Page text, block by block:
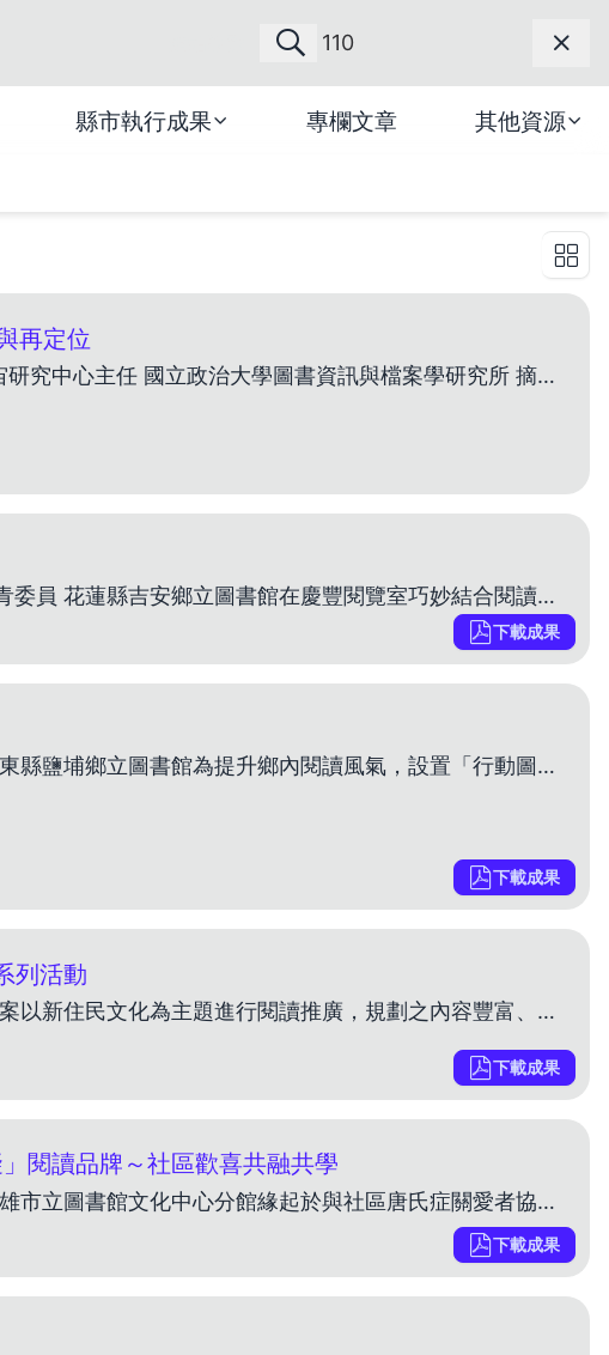
縣市執行成果 專欄文章 其他資源
再定位
作者 陳志銘 特聘教授兼所長、華人文化元宇宙研究中心主任 國立政治大學圖書資訊與檔案學研究所 摘要 本文探討當生成式人工智慧（Generative Artificial Intell
提案人: 楊惠美、江汶櫻 委員文案評論—王涵青委員 花蓮縣吉安鄉立圖書館在慶豐閱覽室巧妙結合閱讀與美食，將圖書館活動延伸至鄉內的傳統市場。透過這項活動，參與者不僅能在美食環繞的環境中閱讀繪本、輕
下載成果
提案人: 張慶信 委員文案評論—王梅玲委員 屏東縣鹽埔鄉立圖書館為提升鄉內閱讀風氣，設置「行動圖書櫃」，提供洽公及診所等待看診的鄉民及孩童現場閱讀。本文案具有下列特色值得其他圖書館借鏡參考：
下載成果
列活動
提案人: 巫靜婷 委員文案評論—林珊如委員 本案以新住民文化為主題進行閱讀推廣，規劃之內容豐富、動靜兼採之策略，具執行成效。 新竹縣政府文化局圖書館以「閱讀全世界」為主題，策劃一個月的新住民主
下載成果
閱讀品牌～社區歡喜共融共學
提案人: 洪慈芬 委員文案評論—林珊如委員 高雄市立圖書館文化中心分館緣起於與社區唐氏症關愛者協會歡喜工作坊合作進行社區適應，造就圖書館願意成為弱勢族群的學習平臺，陸續發展各項創意閱讀推廣活動，
下載成果